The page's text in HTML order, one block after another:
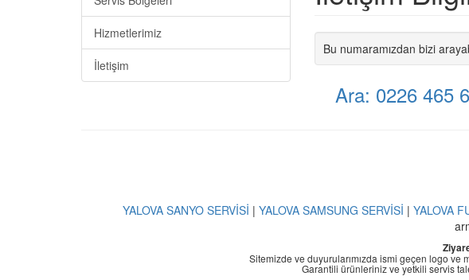
Hizmetlerimiz
İletişim
Bu numaramızdan bizi
Ara: 0226 465
YALOVA SANYO SERVİSİ | YALOVA SAMSUNG SERVİSİ | YALOVA
Sitemizde ve duyurularımızda ismi geçen logo
Garantili ürünleriniz ve yetkili servis